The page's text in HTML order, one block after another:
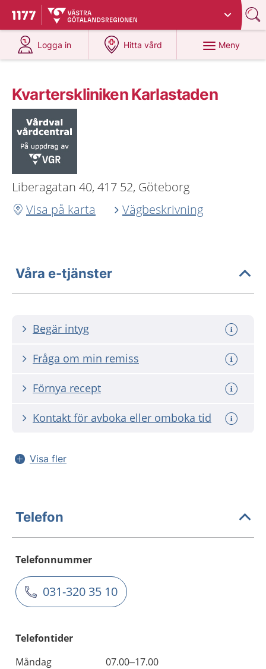
Till startsidan för 1177
Du har valt region
Logga in
på 1177.se
Hitta vård
på 1177.se
Meny
Kvarterskliniken Karlastaden
Liberagatan 40, 417 52, Göteborg
Visa på karta
Vägbeskrivning
Våra e-tjänster
Begär intyg
Fråga om min remiss
Förnya recept
Kontakt för avboka eller omboka tid
Visa fler
Telefon
Telefonnummer
031-320 35 10
Telefontider
Måndag
07.00–17.00